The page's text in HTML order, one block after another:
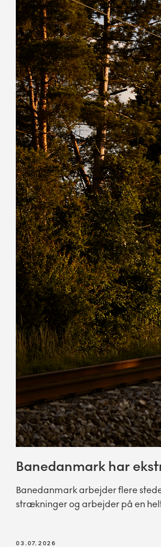
Banedanmark har
Banedanmark arbejder flere
strækninger og arbejder på en
03.07.2026